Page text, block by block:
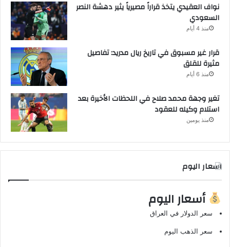
نواف العقيدي يتخذ قراراً مصيرياً يثير دهشة النصر
السعودي
منذ 4 أيام
قرار غير مسبوق في تاريخ ريال مدريد: تفاصيل
مثيرة للقلق
منذ 6 أيام
تغير وجهة محمد صلاح في اللحظات الأخيرة بعد
استلام وكيله للعقود
منذ يومين
اسعار اليوم
أسعار اليوم
سعر الدولار في العراق
سعر الذهب اليوم